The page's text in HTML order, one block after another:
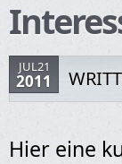
JUL21
2011
Hier eine